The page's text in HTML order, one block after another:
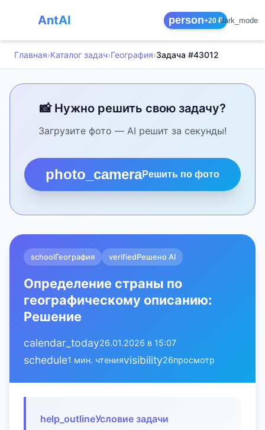
AntAI person+20 ₽dark_mode
Главная›Каталог задач›География›Задача #43012
📸 Нужно решить свою задачу?
Загрузите фото — AI решит за секунды!
photo_cameraРешить по фото
schoolГеография verifiedРешено AI
Определение страны по
географическому описанию:
Решение
calendar_today26.01.2026 в 15:07
schedule1 мин. чтенияvisibility26просмотр
help_outlineУсловие задачи